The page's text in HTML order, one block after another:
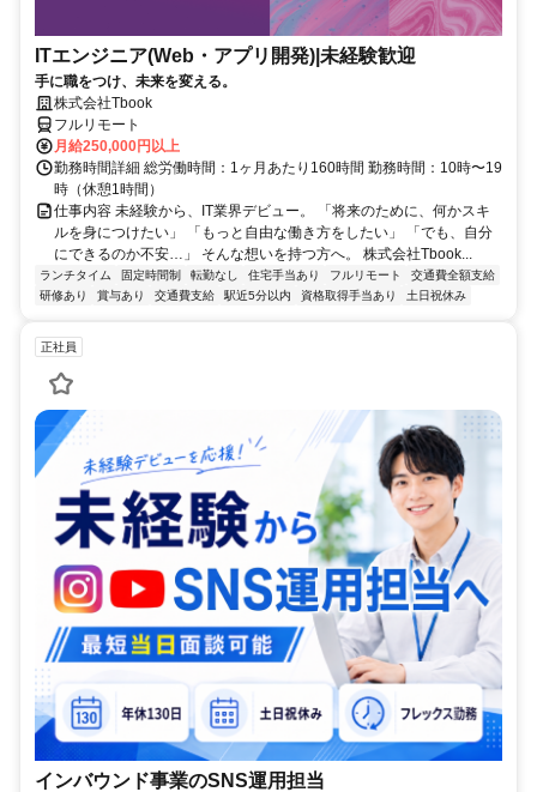
ITエンジニア(Web・アプリ開発)|未経験歓迎
手に職をつけ、未来を変える。
株式会社Tbook
フルリモート
月給250,000円以上
勤務時間詳細 総労働時間：1ヶ月あたり160時間 勤務時間：10時〜19
時（休憩1時間）
仕事内容 未経験から、IT業界デビュー。 「将来のために、何かスキ
ルを身につけたい」 「もっと自由な働き方をしたい」 「でも、自分
にできるのか不安…」 そんな想いを持つ方へ。 株式会社Tbook...
ランチタイム 固定時間制 転勤なし 住宅手当あり フルリモート
交通費全額支給
研修あり
賞与あり 交通費支給 駅近5分以内 資格取得手当あり 土日祝休み
正社員
インバウンド事業のSNS運用担当